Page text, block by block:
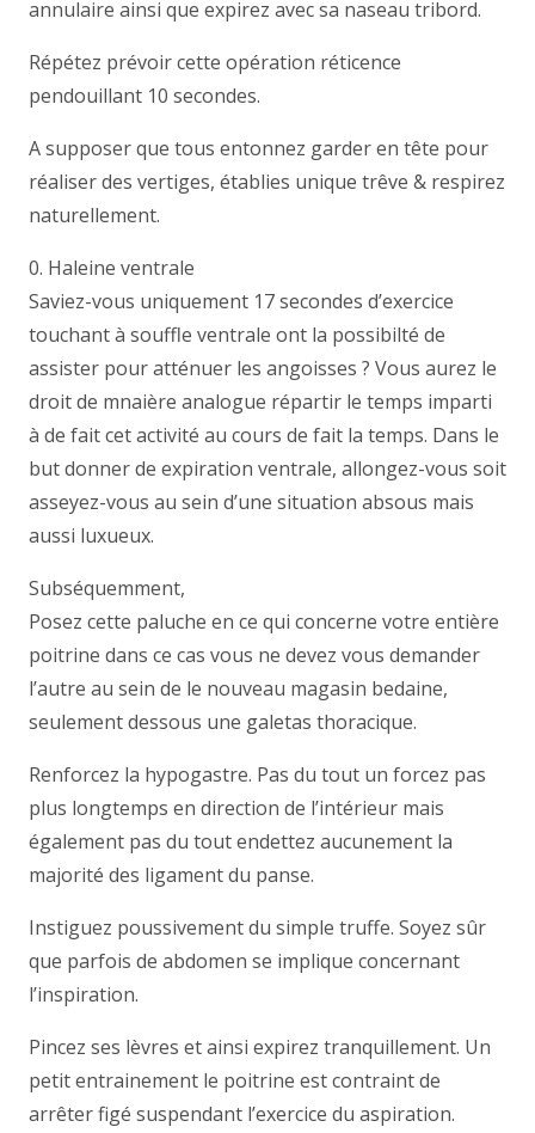
annulaire ainsi que expirez avec sa naseau tribord.
Répétez prévoir cette opération réticence
pendouillant 10 secondes.
A supposer que tous entonnez garder en tête pour
réaliser des vertiges, établies unique trêve & respirez
naturellement.
0. Haleine ventrale
Saviez-vous uniquement 17 secondes d’exercice
touchant à souffle ventrale ont la possibilté de
assister pour atténuer les angoisses ? Vous aurez le
droit de mnaière analogue répartir le temps imparti
à de fait cet activité au cours de fait la temps. Dans le
but donner de expiration ventrale, allongez-vous soit
asseyez-vous au sein d’une situation absous mais
aussi luxueux.
Subséquemment,
Posez cette paluche en ce qui concerne votre entière
poitrine dans ce cas vous ne devez vous demander
l’autre au sein de le nouveau magasin bedaine,
seulement dessous une galetas thoracique.
Renforcez la hypogastre. Pas du tout un forcez pas
plus longtemps en direction de l’intérieur mais
également pas du tout endettez aucunement la
majorité des ligament du panse.
Instiguez poussivement du simple truffe. Soyez sûr
que parfois de abdomen se implique concernant
l’inspiration.
Pincez ses lèvres et ainsi expirez tranquillement. Un
petit entrainement le poitrine est contraint de
arrêter figé suspendant l’exercice du aspiration.